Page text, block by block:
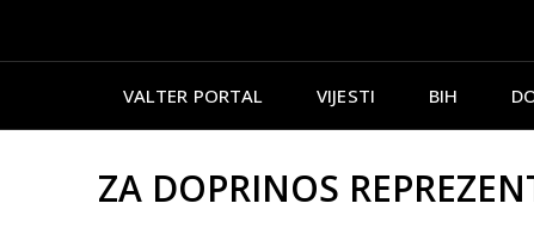
VALTER PORTAL VIJESTI BIH
ZA DOPRINOS